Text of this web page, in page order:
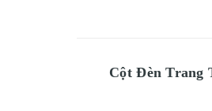
Cột Đèn Trang